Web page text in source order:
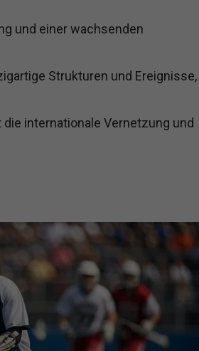
und einer wachsenden
Strukturen und Ereignisse,
internationale Vernetzung und